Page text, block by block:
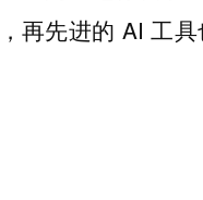
再先进的 AI 工